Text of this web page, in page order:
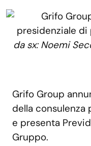
da sx: Noemi
Grifo Group
della
e presenta
Gruppo.